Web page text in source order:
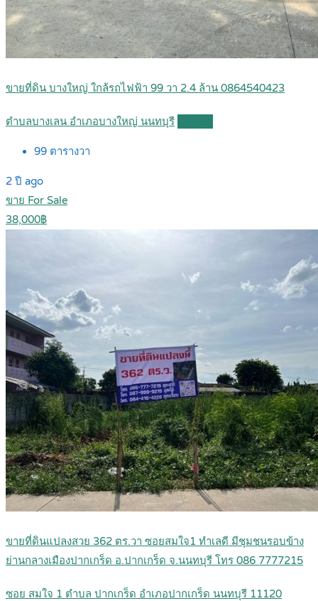
ขายที่ดิน บางใหญ่ ใกล้รถไฟฟ้า 99 วา 2.4 ล้าน 0864540423
ตำบลบางเลน อำเภอบางใหญ่ นนทบุรี
99 ตารางวา
2 ปี ago
ขาย For Sale
38,000฿
ขายที่ดินแปลงสวย 362 ตร.วา ซอยสมใจ1 ทำเลดี มีชุมชนรอบข้าง
ย่านกลางเมืองปากเกร็ด อ.ปากเกร็ด จ.นนทบุรี โทร 086 7777215
ซอย สมใจ 1 ตำบล ปากเกร็ด อำเภอปากเกร็ด นนทบุรี 11120